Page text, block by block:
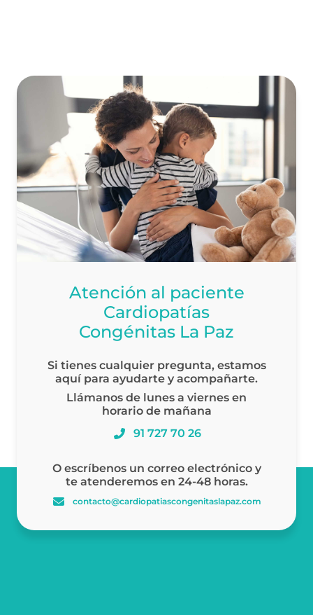
Atención al paciente
Cardiopatías
Congénitas La Paz
Si tienes cualquier pregunta, estamos
aquí para ayudarte y acompañarte.
Llámanos de lunes a viernes en
horario de mañana
91 727 70 26
O escríbenos un correo electrónico y
te atenderemos en 24-48 horas.
contacto@cardiopatiascongenitaslapaz.com